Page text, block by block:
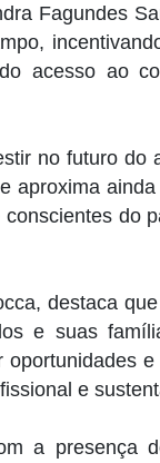
Fagundes
acesso ao
no futuro do
aproxima
do
destaca
e suas
e
a presença